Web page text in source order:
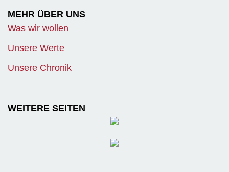
MEHR ÜBER UNS
Was wir wollen
Unsere Werte
Unsere Chronik
WEITERE SEITEN